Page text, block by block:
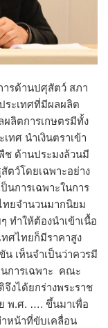
รด้านปศุสัตว์ สภา
ระเทศที่มีผลผลิต
ลิตการเกษตรมีทั้ง
ทศ นำเงินตราเข้า
ช ด้านประมงล้วนมี
ว์โดยเฉพาะอย่าง
นการเฉพาะในการ
ทยจำนวนมากนิยม
ทำให้ต้องนำเข้าเนื้อ
ศไทยก็มีราคาสูง
น เห็นจำเป็นว่าควรมี
นการเฉพาะ คณะ
งได้ยกร่างพระราช
พ.ศ. …. ขึ้นมาเพื่อ
ำหน้าที่ขับเคลื่อน